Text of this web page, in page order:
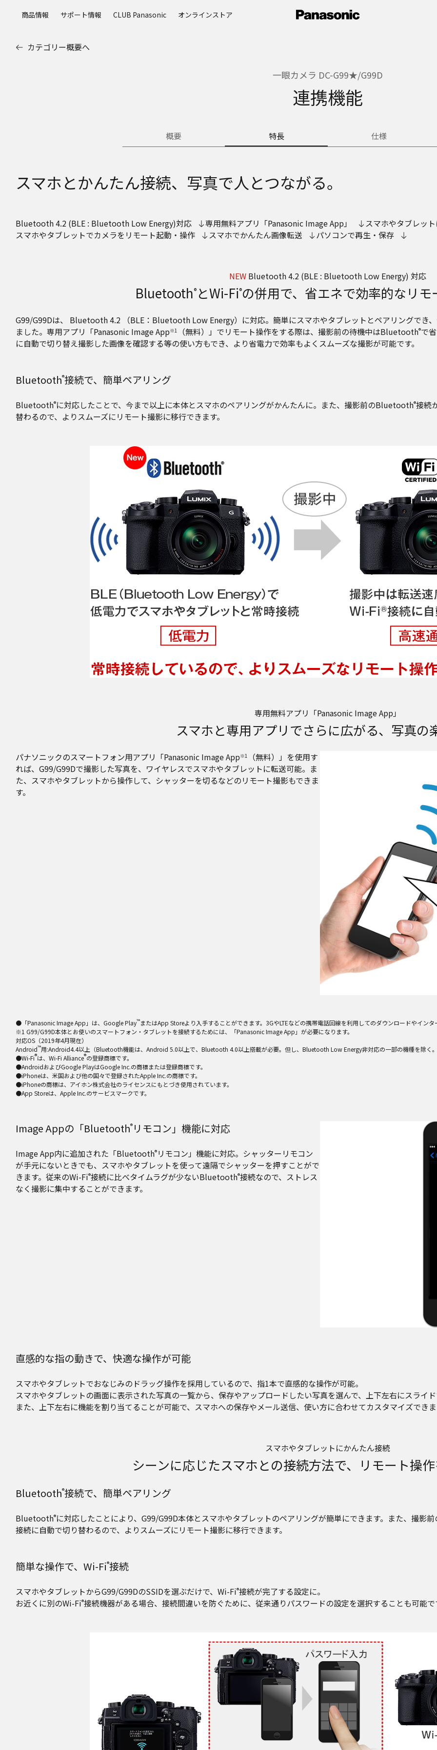
商品情報 サポート情報 CLUB Panasonic オンラインストア
カテゴリー概要へ
一眼カメラ DC-G99★/G99D
連携機能
概要 特長 仕様
スマホとかんたん接続、写真で人とつながる。
Bluetooth 4.2 (BLE : Bluetooth Low Energy)対応 専用無料アプリ「Panasonic Image App」
スマホやタブレッ
スマホやタブレットでカメラをリモート起動・操作
スマホでかんたん画像転送 パソコンで再生・保存
NEW Bluetooth 4.2 (BLE : Bluetooth Low Energy) 対応
Bluetooth® とWi-Fi®の併用で、省エネで効率的なリ
G99/G99Dは、 Bluetooth 4.2 （BLE：Bluetooth Low Energy）に対応。簡単にスマホやタブレットとペアリングでき
ました。専用アプリ「Panasonic Image App※1 （無料）」でリモート操作をする際は、撮影前の待機中はBluetooth®で
に自動で切り替え撮影した画像を確認する等の使い方もでき、より省電力で効率もよくスムーズな撮影が可能です。
Bluetooth®接続で、簡単ペアリング
Bluetooth®に対応したことで、今まで以上に本体とスマホのペアリングがかんたんに。また、撮影前のBluetooth®接続
替わるので、よりスムーズにリモート撮影に移行できます。
専用無料アプリ「Panasonic Image App」
スマホと専用アプリでさらに広がる、写真の
パナソニックのスマートフォン用アプリ「Panasonic Image App※1
（無料）」を使用す
れば、G99/G99Dで撮影した写真を、ワイヤレスでスマホやタブレットに転送可能。ま
た、スマホやタブレットから操作して、シャッターを切るなどのリモート撮影もできま
す。
●「Panasonic Image App」は、Google Play™またはApp Storeより入手することができます。3GやLTEなどの携帯電話回線を利用してのダウンロードやイン
※1 G99/G99D本体とお使いのスマートフォン・タブレットを接続するためには、「Panasonic Image App」が必要になります。
対応OS（2019年4月現在）
Android™用:Android4.4以上（Bluetooth機能は、Android 5.0以上で、Bluetooth 4.0以上搭載が必要。但し、Bluetooth Low Energy非対応の一部の機種を除く
●Wi-Fi®は、Wi-Fi Alliance®の登録商標です。
●AndroidおよびGoogle PlayはGoogle Inc.の商標または登録商標です。
●iPhoneは、米国および他の国々で登録されたApple Inc.の商標です。
●iPhoneの商標は、アイホン株式会社のライセンスにもとづき使用されています。
●App Storeは、Apple Inc.のサービスマークです。
Image Appの「Bluetooth® リモコン」機能に対応
Image App内に追加された「Bluetooth® リモコン」機能に対応。シャッターリモコン
が手元にないときでも、スマホやタブレットを使って遠隔でシャッターを押すことがで
きます。従来のWi-Fi®接続に比べタイムラグが少ないBluetooth®接続なので、ストレス
なく撮影に集中することができます。
直感的な指の動きで、快適な操作が可能
スマホやタブレットでおなじみのドラッグ操作を採用しているので、指1本で直感的な操作が可能。
スマホやタブレットの画面に表示された写真の一覧から、保存やアップロードしたい写真を選んで、上下左右にスライ
また、上下左右に機能を割り当てることが可能で、スマホへの保存やメール送信、使い方に合わせてカスタマイズでき
スマホやタブレットにかんたん接続
シーンに応じたスマホとの接続方法で、リモート操
Bluetooth®接続で、簡単ペアリング
Bluetooth®に対応したことにより、G99/G99D本体とスマホやタブレットのペアリングが簡単にできます。また、撮影
接続に自動で切り替わるので、よりスムーズにリモート撮影に移行できます。
簡単な操作で、Wi-Fi®接続
スマホやタブレットからG99/G99DのSSIDを選ぶだけで、Wi-Fi®接続が完了する設定に。
お近くに別のWi-Fi®接続機器がある場合、接続間違いを防ぐために、従来通りパスワードの設定を選択することも可能で